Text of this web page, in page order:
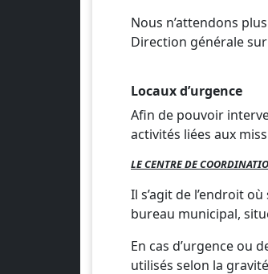
Nous n’attendons
Direction générale
Locaux d’urgence
Afin de pouvoir
activités liées aux
LE CENTRE DE
Il s’agit de l’endroit
bureau municipal,
En cas d’urgence ou
utilisés selon la